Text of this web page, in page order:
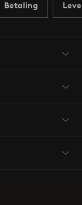
Betaling